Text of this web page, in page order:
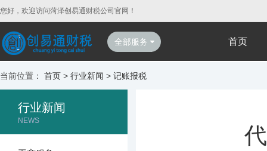
您好，欢迎访问菏泽创易通财税公司官网！
全部服务 首页
当前位置： 首页 > 行业新闻 > 记账报税
行业新闻
NEWS